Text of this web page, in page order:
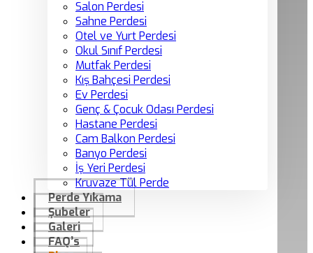
Salon Perdesi
Sahne Perdesi
Otel ve Yurt Perdesi
Okul Sınıf Perdesi
Mutfak Perdesi
Kış Bahçesi Perdesi
Ev Perdesi
Genç & Çocuk Odası Perdesi
Hastane Perdesi
Cam Balkon Perdesi
Banyo Perdesi
İş Yeri Perdesi
Kruvaze Tül Perde
Perde Yıkama
Şubeler
Galeri
FAQ’s